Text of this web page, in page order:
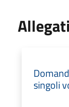
Allegati
singoli